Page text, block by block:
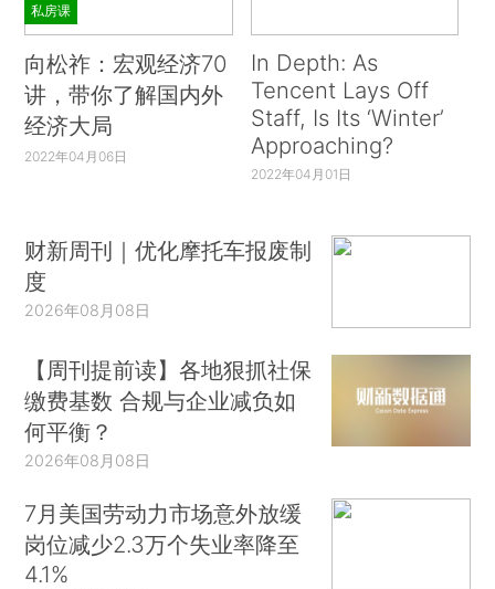
私房课
向松祚：宏观经济70
讲，带你了解国内外
经济大局
2022年04月06日
In Depth: As
Tencent Lays Off
Staff, Is Its ‘Winter’
Approaching?
2022年04月01日
财新周刊｜优化摩托车报废制
度
2026年08月08日
【周刊提前读】各地狠抓社保
缴费基数 合规与企业减负如
何平衡？
2026年08月08日
7月美国劳动力市场意外放缓
岗位减少2.3万个失业率降至
4.1%